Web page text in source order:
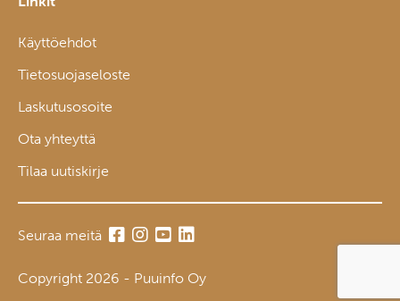
Käyttöehdot
Tietosuojaseloste
Laskutusosoite
Ota yhteyttä
Tilaa uutiskirje
Seuraa meitä
Copyright 2026 - Puuinfo Oy